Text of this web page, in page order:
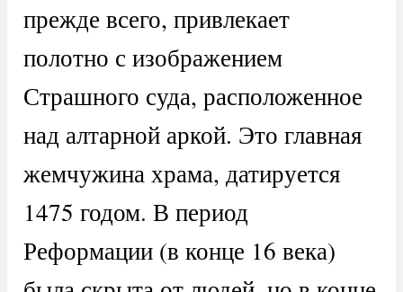
прежде всего, привлекает
полотно с изображением
Страшного суда, расположенное
над алтарной аркой. Это главная
жемчужина храма, датируется
1475 годом. В период
Реформации (в конце 16 века)